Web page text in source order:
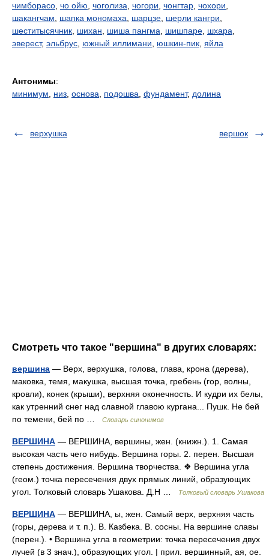
чимборасо, чо ойю, чоголиза, чогори, чонгтар, чохори,
шакангчам, шапка мономаха, шарцзе, шерли кангри,
шеститысячник, шихан, шиша пангма, шишпаре, шхара,
эверест, эльбрус, южный иллимани, юшкин-пик, яйла
Антонимы:
минимум, низ, основа, подошва, фундамент, долина
верхушка вершок
Смотреть что такое "вершина" в других словарях:
вершина — Верх, верхушка, голова, глава, крона (дерева),
маковка, темя, макушка, высшая точка, гребень (гор, волны,
кровли), конек (крыши), верхняя оконечность. И кудри их белы,
как утренний снег над славной главою кургана... Пушк. Не бей
по темени, бей по …
Словарь синонимов
ВЕРШИНА — ВЕРШИНА, вершины, жен. (книжн.). 1. Самая
высокая часть чего нибудь. Вершина горы. 2. перен. Высшая
степень достижения. Вершина творчества. ❖ Вершина угла
(геом.) точка пересечения двух прямых линий, образующих
угол. Толковый словарь Ушакова. Д.Н …
Толковый словарь Ушакова
ВЕРШИНА — ВЕРШИНА, ы, жен. Самый верх, верхняя часть
(горы, дерева и т. п.). В. Казбека. В. сосны. На вершине славы
(перен.). • Вершина угла в геометрии: точка пересечения двух
лучей (в 3 знач.), образующих угол. | прил. вершинный, ая, ое.